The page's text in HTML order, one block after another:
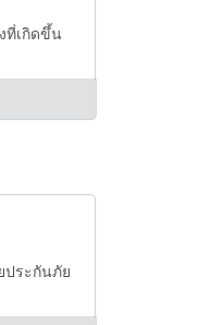
ที่เกิดขึ้น
ประกันภัย